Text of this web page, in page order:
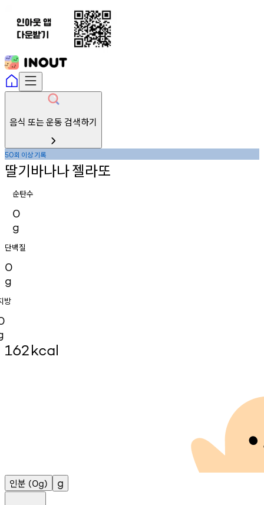
음식 또는 운동 검색하기
50회 이상기록
딸기바나나젤라또
순탄수
0
g
단백질
0
g
방
162kcal
인분 (0g) g